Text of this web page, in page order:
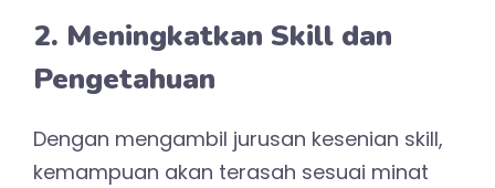
2. Meningkatkan Skill dan
Pengetahuan
Dengan mengambil jurusan kesenian skill,
kemampuan akan terasah sesuai minat